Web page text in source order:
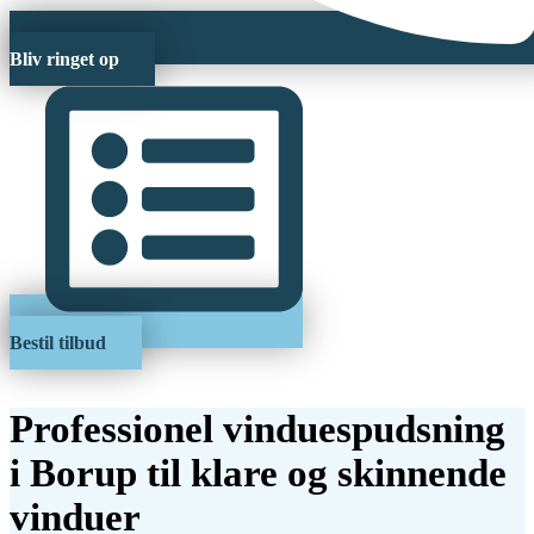
Bliv ringet op
Bestil tilbud
Professionel vinduespudsning
i Borup til klare og skinnende
vinduer